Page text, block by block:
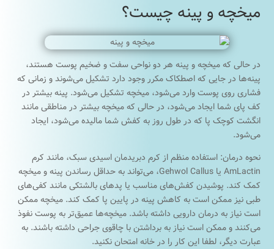
میخچه و پینه چیست؟
در حالی که میخچه و پینه هر دو نواحی سفت و ضخیم پوست هستند،
پینه‌ها در جایی که اصطکاک مکرر وجود دارد تشکیل می‌شوند و زمانی که
فشاری روی پوست وارد می‌شود، میخچه تشکیل می‌شود. پینه بیشتر در
کف پای شما ایجاد می‌شود، در حالی که میخچه بیشتر در مناطقی مانند
انگشت کوچک پا که در طول روز به کفش شما مالیده می‌شود، ایجاد
می‌شود.
نحوه درمان: استفاده منظم از کرم دبریدمان اسیدی سبک، مانند کرم
AmLactin یا Gehwol Callus، می‌تواند به حداقل رساندن پینه و میخچه
کمک کند. پوشیدن کفش‌های مناسب یا پدهای بالشتکی مانند کفی‌های
طبی نیز ممکن است به کاهش پینه در پایین پا کمک کند. میخچه ممکن
است نیاز به درمان دارویی داشته باشد. میخچه‌ها عمیق‌تر به پوست نفوذ
می‌کنند و ممکن است نیاز به برداشتن با چاقوی جراحی داشته باشند. به
عبارت دیگر، لطفا این کار را در خانه امتحان نکنید.